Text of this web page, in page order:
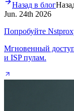
Назад в блог
Jun. 24th 2026
Попробуйте
Мгновенный
и ISP пулам.